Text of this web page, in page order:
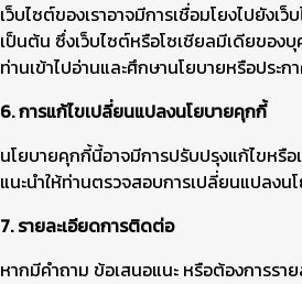
เว็บไซต์ของเราอาจมีการเชื่อมโยงไปยัง
เป็นต้น ซึ่งเว็บไซต์หรือโซเชียลมีเดียของ
ท่านเข้าไปอ่านและศึกษานโยบายหรือปร
6. การแก้ไขเปลี่ยนแปลงนโยบายคุกกี้
นโยบายคุกกี้นี้อาจมีการปรับปรุงแก้ไขหรื
แนะนำให้ท่านตรวจสอบการเปลี่ยนแปลงน
7. รายละเอียดการติดต่อ
หากมีคำถาม ข้อเสนอแนะ หรือต้องการร